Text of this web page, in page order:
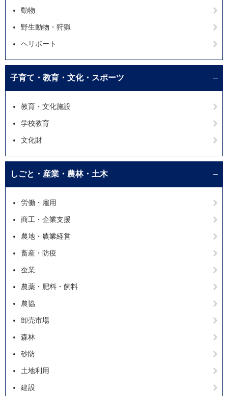
動物
野生動物・狩猟
ヘリポート
子育て・教育・文化・スポーツ
教育・文化施設
学校教育
文化財
しごと・産業・農林・土木
労働・雇用
商工・企業支援
農地・農業経営
畜産・防疫
蚕業
農薬・肥料・飼料
農協
卸売市場
森林
砂防
土地利用
建設